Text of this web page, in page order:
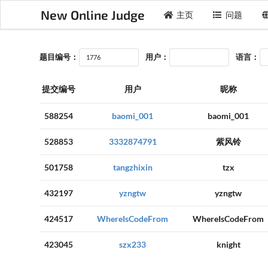
New Online Judge 主页 问题
题目编号： 用户： 语言：
提交编号 用户 昵称
588254 baomi_001 baomi_001
528853 3332874791 紫风铃
501758 tangzhixin tzx
432197 yzngtw yzngtw
424517 WhereIsCodeFrom WhereIsCodeFrom
423045 szx233 knight